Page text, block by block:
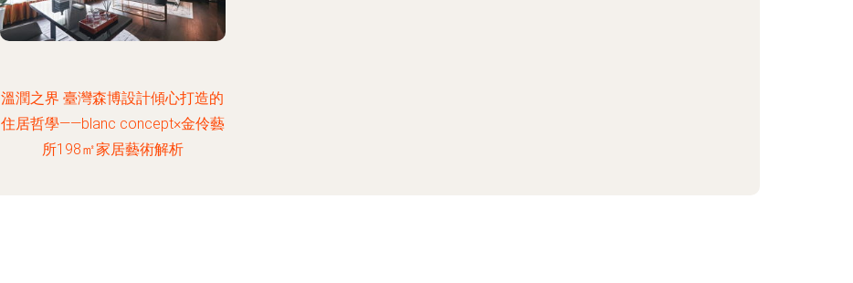
溫潤之界 臺灣森博設計傾心打造的
住居哲學——blanc concept×金伶藝
所198㎡家居藝術解析